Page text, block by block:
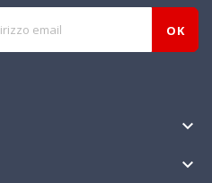

